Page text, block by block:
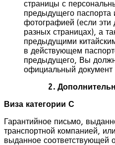
страницы с
предыдущего паспорта
фотографией (если
разных страницах), а
предыдущими
в действующем
предыдущего, Вы
официальный
2.
Виза категории С
Гарантийное письмо,
транспортной компанией,
выданное соответствующей